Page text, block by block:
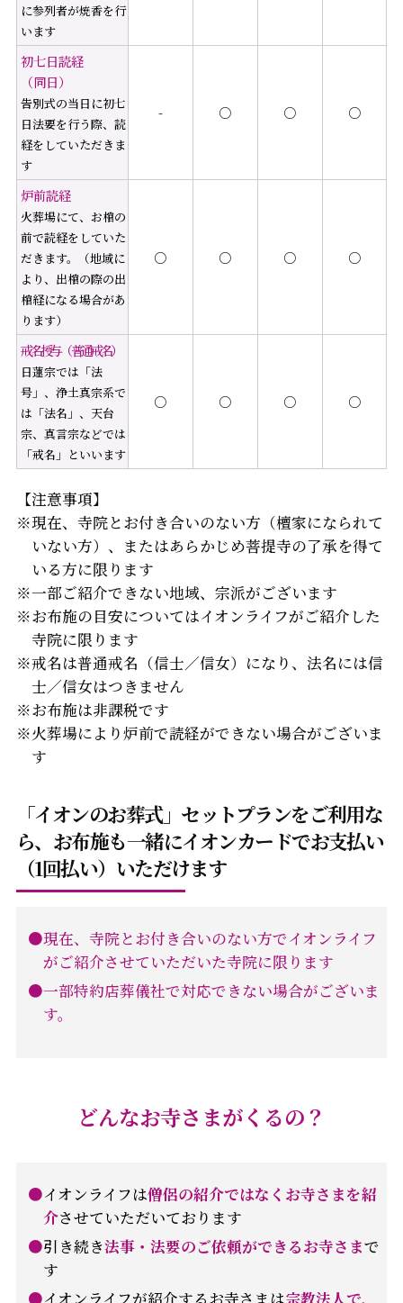
に参列者が焼香を行
います
初七日読経
（同日）
告別式の当日に初七
日法要を行う際、読
経をしていただきま
す
- ○ ○ ○
炉前読経
火葬場にて、お棺の
前で読経をしていた
だきます。（地域に
より、出棺の際の出
棺経になる場合があ
ります）
○ ○ ○ ○
戒名授与（普通戒名）
日蓮宗では「法
号」、浄土真宗系で
は「法名」、天台
宗、真言宗などでは
「戒名」といいます
○ ○ ○ ○
【注意事項】
※現在、寺院とお付き合いのない方（檀家になられて
いない方）、またはあらかじめ菩提寺の了承を得て
いる方に限ります
※一部ご紹介できない地域、宗派がございます
※お布施の目安についてはイオンライフがご紹介した
寺院に限ります
※戒名は普通戒名（信士／信女）になり、法名には信
士／信女はつきません
※お布施は非課税です
※火葬場により炉前で読経ができない場合がございま
す
「イオンのお葬式」セットプランをご利用な
ら、 お布施も一緒にイオンカードでお支払い
（1回払い）いただけます
現在、寺院とお付き合いのない方でイオンライフ
がご紹介させていただいた寺院に限ります
一部特約店葬儀社で対応できない場合がございま
す。
どんなお寺さまがくるの？
イオンライフは僧侶の紹介ではなくお寺さまを紹
介させていただいております
引き続き法事・法要のご依頼ができるお寺さまで
す
イオンライフが紹介するお寺さまは宗教法人で、